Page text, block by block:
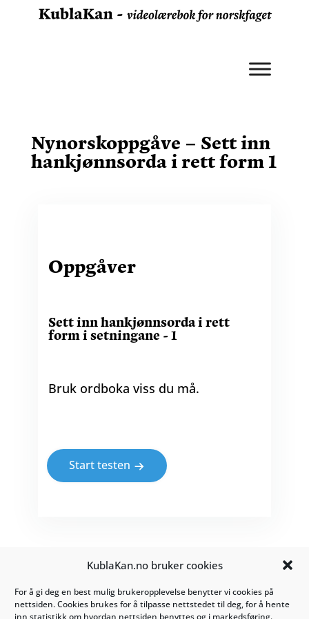
KublaKan.no bruker cookies
For å gi deg en best mulig brukeropplevelse benytter vi cookies på
nettsiden. Cookies brukes for å tilpasse nettstedet til deg, for å hente
inn statistikk om hvordan nettsiden benyttes og i markedsføring.
Nynorskoppgåve – Sett inn
hankjønnsorda i rett form 1
Oppgåver
Sett inn hankjønnsorda i rett
form i setningane - 1
Bruk ordboka viss du må.
Start testen
Kontakt oss påpost@kublakan.no
Tosletta 10
1453 Bjørnemyr